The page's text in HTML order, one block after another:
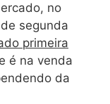
no
segunda
primeira
é na venda
da